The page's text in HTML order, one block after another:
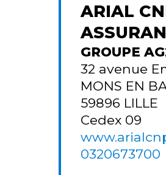
ARIAL
GROUPE
32 avenue
MONS EN
59896 LILLE
Cedex 09
0320673700